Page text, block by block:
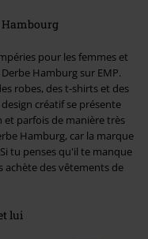
Hambourg
pour les femmes et
Hamburg sur EMP.
robes, des t-shirts et des
créatif se présente
et parfois de manière très
Hamburg, car la marque
tu penses qu'il te manque
achète des vêtements de
lui